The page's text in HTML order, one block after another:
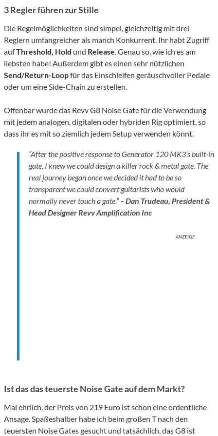
3 Regler führen zur Stille
Die Regelmöglichkeiten sind simpel, gleichzeitig mit drei
Reglern umfangreicher als manch Konkurrent. Ihr habt Zugriff
aufThreshold, Hold und Release. Genau so, wie ich es am
liebsten habe! Außerdem gibt es einen sehr nützlichen
Send/Return-Loopfür das Einschleifen geräuschvoller Pedale
oder um eine Side-Chain zu erstellen.
Offenbar wurde das Revv G8 Noise Gate für die Verwendung
mit jedem analogen, digitalen oder hybriden Rig optimiert, so
dass ihr es mit so ziemlich jedem Setup verwenden könnt.
“After the positive response to Generator 120 MK3’s built-in
gate, I knew we could design a killer rock & metal gate. The
real journey began once we decided it had to be so
transparent we could convert guitarists who would
normally never touch a gate.”– Dan Trudeau, President &
Head Designer Revv Amplification Inc
ANZEIGE
Ist das das teuerste Noise Gate auf dem Markt?
Mal ehrlich, der Preis von 219 Euro ist schon eine ordentliche
Ansage. Spaßeshalber habe ich beim großen T nach den
teuersten Noise Gates gesucht und tatsächlich, das G8 ist